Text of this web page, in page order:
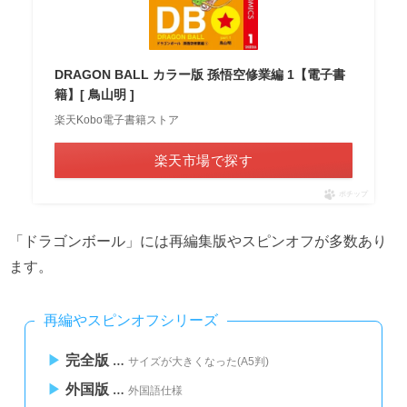
DRAGON BALL カラー版 孫悟空修業編 1【電子書
籍】[ 鳥山明 ]
楽天Kobo電子書籍ストア
楽天市場で探す
ポチップ
「ドラゴンボール」には再編集版やスピンオフが多数あり
ます。
再編やスピンオフシリーズ
完全版 … サイズが大きくなった(A5判)
外国版 … 外国語仕様